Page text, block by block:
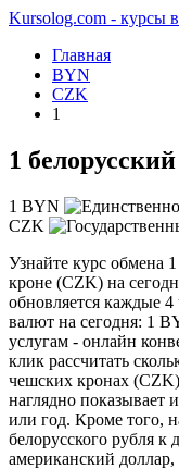
Kursolog.com - курсы
Главная
BYN
CZK
1
1
1 BYN
CZK
Узнайте курс обмена
кроне (CZK) на
обновляется каждые
валют на сегодня: 1
услугам - онлайн
клик рассчитать
чешских кронах
наглядно показывает
или год. Кроме того,
белорусского рубля
американский